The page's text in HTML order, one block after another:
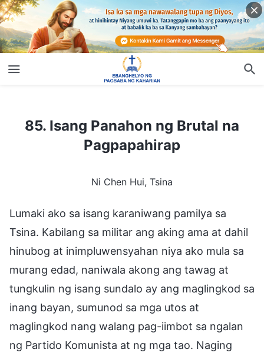
85. Isang Panahon ng Brutal na Pagpapahirap
85. Isang Panahon ng Brutal na
Pagpapahirap
Ni Chen Hui, Tsina
Lumaki ako sa isang karaniwang pamilya sa
Tsina. Kabilang sa militar ang aking ama at dahil
hinubog at inimpluwensyahan niya ako mula sa
murang edad, naniwala akong ang tawag at
tungkulin ng isang sundalo ay ang maglingkod sa
inang bayan, sumunod sa mga utos at
maglingkod nang walang pag-iimbot sa ngalan
ng Partido Komunista at ng mga tao. Naging